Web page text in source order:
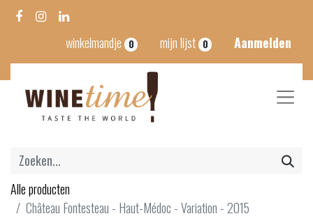
winkelmandje 0 mijn lijst 0 Aanmelden
Alle producten
Château Fontesteau - Haut-Médoc - Variation - 2015